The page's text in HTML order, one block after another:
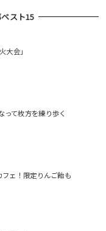
スト15
大会」
って枚方を練り歩く
ェ！限定りんご飴も